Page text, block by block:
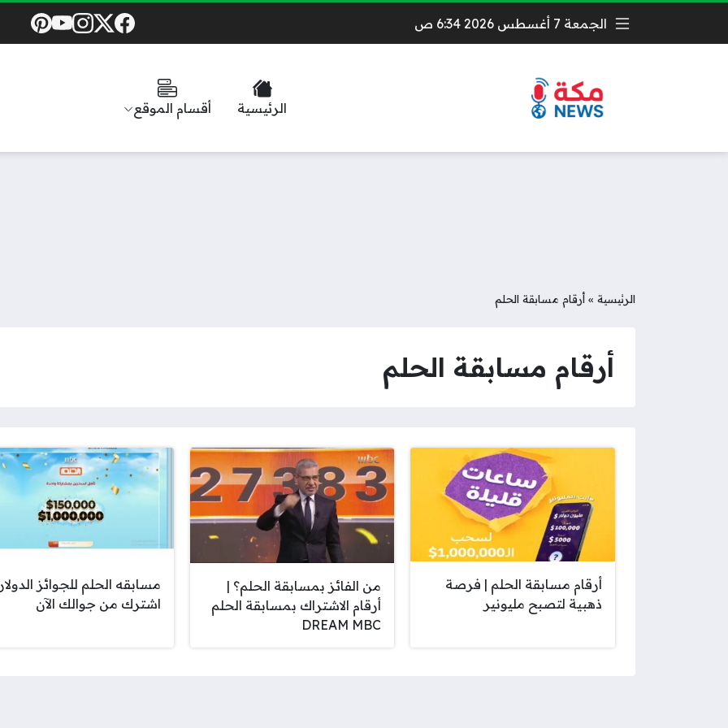
الجمعة 7 أغسطس 2026 6:34 ص
Social Links
الرئيسية أقسام الموقع
الرئيسية »أرقام مسابقة الحلم
أرقام مسابقة الحلم
أرقام مسابقة الحلم | فرصة
ذهبية لتصبح مليونير
من الفائز بمسابقة الحلم؟ |
أرقام الاشتراك بمسابقة الحلم
DREAM MBC
مسابقه الحلم للجوائز
اشترك من جوالك الآن